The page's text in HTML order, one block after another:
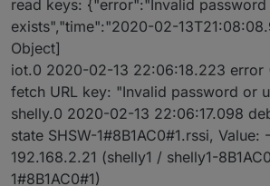
read keys: {"error":"Invalid
exists","time":"2020-02-
Object]
iot.0 2020-02-13 22:06:18.223 error
fetch URL key: "Invalid password or
shelly.0 2020-02-13 22:06:17.098
state SHSW-1#8B1AC0#1.rssi, Value:
192.168.2.21 (shelly1 / shelly1-
1#8B1AC0#1)